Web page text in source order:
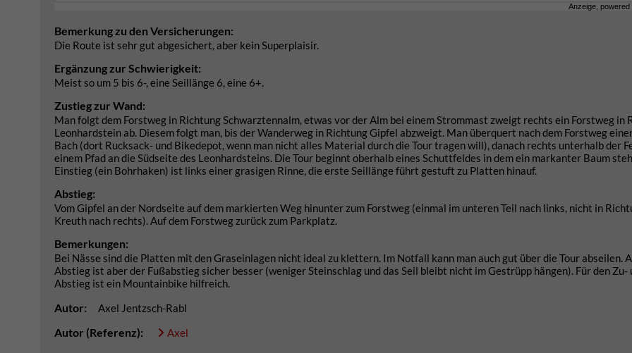
Anzeige,
Bemerkung zu den Versicherungen:
Die Route ist sehr gut abgesichert, aber kein Superplaisir.
Ergänzung zur Schwierigkeit:
Meist so um 5 bis 6-, eine Seillänge 6, eine 6+.
Zustieg zur Wand:
Man folgt dem Forstweg in Richtung Schwarztennalm, etwas vor der Alm bei einem Strommast zweigt rechts ein Forstweg in
Leonhardstein ab. Diesem folgt man, bis der Wanderweg in Richtung Gipfel abzweigt. Man überquert nach dem Forstweg
Bach (dort Rucksack- und Bikedepot, wenn man nicht alles Material durch die Tour tragen will), danach rechts unterhalb der
einem Pfad an die Südseite des Leonhardsteins. Die Tour beginnt oberhalb eines Schuttfeldes in dem ein markanter Baum
Einstieg (ein Bohrhaken) ist links einer grasigen Rinne, die erste Seillänge führt gestuft zu Platten hinauf.
Abstieg:
Vom Gipfel an der Nordseite auf dem markierten Weg hinunter zum Forstweg (einmal im unteren Teil nach links, nicht in
Kreuth nach rechts). Auf dem Forstweg zurück zum Parkplatz.
Bemerkungen:
Bei Nässe sind die Platten mit den Graseinlagen nicht ideal zu klettern. Im Notfall kann man auch gut über die Tour abseilen.
Abstieg ist aber der Fußabstieg sicher besser (weniger Steinschlag und das Seil bleibt nicht im Gestrüpp hängen). Für den Zu-
Abstieg ist ein Mountainbike hilfreich.
Autor: Axel Jentzsch-Rabl
Autor (Referenz): Axel